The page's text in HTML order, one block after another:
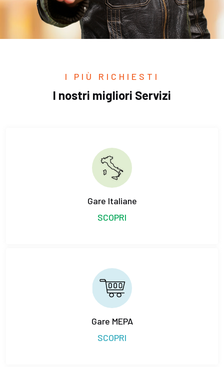
I PIÙ RICHIESTI
I nostri migliori Servizi
Gare Italiane
SCOPRI
Gare MEPA
SCOPRI